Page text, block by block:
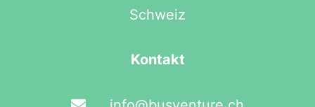
Schweiz
Kontakt